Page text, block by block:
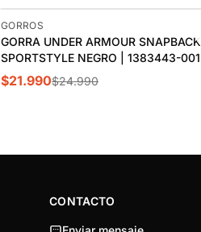
-12%
GORROS
GORRA UNDER ARMOUR SNAPBACK
SPORTSTYLE NEGRO | 1383443-001
$21.990$24.990
CONTACTO